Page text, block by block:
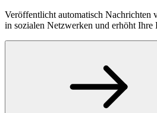
Veröffentlicht automatisch Nachrichten
in sozialen Netzwerken und erhöht Ihre